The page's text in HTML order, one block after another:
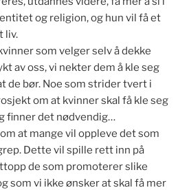
og religion, og hun vil få et
liv.
som velger selv å dekke
av oss, vi nekter dem å kle seg
de bør. Noe som strider tvert i
om at kvinner skal få kle seg
finner det nødvendig…
at mange vil oppleve det som
Dette vil spille rett inn på
de som promoterer slike
som vi ikke ønsker at skal få mer